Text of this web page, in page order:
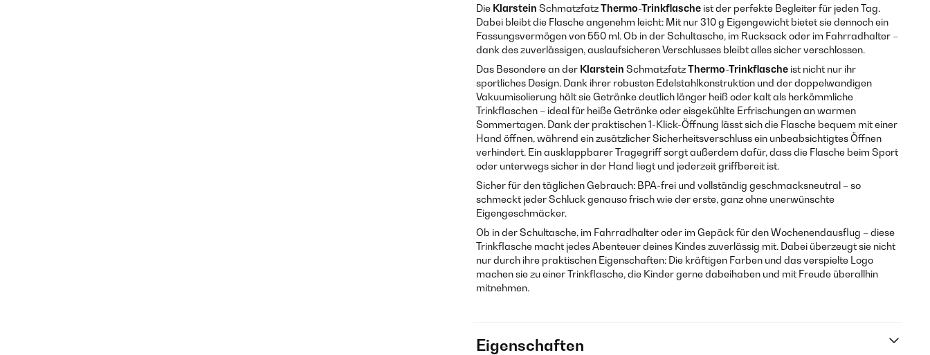
Die Klarstein SchmatzfatzThermo-Trinkflasche ist der perfekte Begleiter für jeden Tag.
Dabei bleibt die Flasche angenehm leicht: Mit nur 310 g Eigengewicht bietet sie dennoch ein
Fassungsvermögen von 550 ml. Ob in der Schultasche, im Rucksack oder im Fahrradhalter –
dank des zuverlässigen, auslaufsicheren Verschlusses bleibt alles sicher verschlossen.
Das Besondere an der Klarstein SchmatzfatzThermo-Trinkflasche ist nicht nur ihr
sportliches Design. Dank ihrer robusten Edelstahlkonstruktion und der doppelwandigen
Vakuumisolierung hält sie Getränke deutlich länger heiß oder kalt als herkömmliche
Trinkflaschen – ideal für heiße Getränke oder eisgekühlte Erfrischungen an warmen
Sommertagen. Dank der praktischen 1-Klick-Öffnung lässt sich die Flasche bequem mit einer
Hand öffnen, während ein zusätzlicher Sicherheitsverschluss ein unbeabsichtigtes Öffnen
verhindert. Ein ausklappbarer Tragegriff sorgt außerdem dafür, dass die Flasche beim Sport
oder unterwegs sicher in der Hand liegt und jederzeit griffbereit ist.
Sicher für den täglichen Gebrauch: BPA-frei und vollständig geschmacksneutral – so
schmeckt jeder Schluck genauso frisch wie der erste, ganz ohne unerwünschte
Eigengeschmäcker.
Ob in der Schultasche, im Fahrradhalter oder im Gepäck für den Wochenendausflug – diese
Trinkflasche macht jedes Abenteuer deines Kindes zuverlässig mit. Dabei überzeugt sie nicht
nur durch ihre praktischen Eigenschaften: Die kräftigen Farben und das verspielte Logo
machen sie zu einer Trinkflasche, die Kinder gerne dabeihaben und mit Freude überallhin
mitnehmen.
Eigenschaften